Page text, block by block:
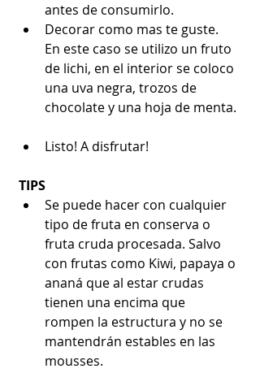
antes de consumirlo.
Decorar como mas te guste.
En este caso se utilizo un fruto
de lichi, en el interior se coloco
una uva negra, trozos de
chocolate y una hoja de menta.
Listo! A disfrutar!
TIPS
Se puede hacer con cualquier
tipo de fruta en conserva o
fruta cruda procesada. Salvo
con frutas como Kiwi, papaya o
ananá que al estar crudas
tienen una encima que
rompen la estructura y no se
mantendrán estables en las
mousses.